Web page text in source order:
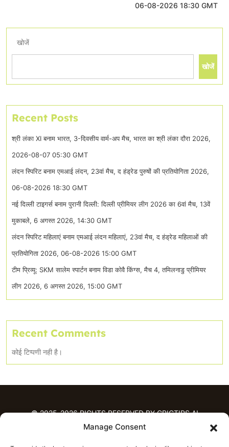
Manage Consent
06-08-2026 18:30 GMT
खोजें
खोजें
Recent Posts
श्री लंका XI बनाम भारत, 3-दिवसीय वार्म-अप मैच, भारत का श्री लंका दौरा 2026,
2026-08-07 05:30 GMT
लंदन स्पिरिट बनाम एमआई लंदन, 23वां मैच, द हंड्रेड पुरुषों की प्रतियोगिता 2026,
06-08-2026 18:30 GMT
नई दिल्ली टाइगर्स बनाम पुरानी दिल्ली: दिल्ली प्रीमियर लीग 2026 का 6वां मैच, 13वें
मुकाबले, 6 अगस्त 2026, 14:30 GMT
लंदन स्पिरिट महिलाएं बनाम एमआई लंदन महिलाएं, 23वां मैच, द हंड्रेड महिलाओं की
प्रतियोगिता 2026, 06-08-2026 15:00 GMT
टीम प्रिव्यू: SKM सालेम स्पार्टन बनाम विडा कोवै किंग्स, मैच 4, तमिलनाडु प्रीमियर
लीग 2026, 6 अगस्त 2026, 15:00 GMT
Recent Comments
कोई टिप्पणी नही है।
© 2025-2026 RIGHTS RESERVED BY CRICTIPS.AI